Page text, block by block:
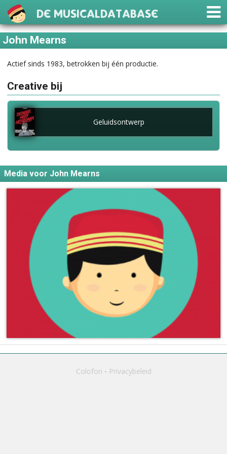
De Musicaldatabase
John Mearns
Actief sinds 1983, betrokken bij één productie.
Creative bij
Geluidsontwerp
Media voor John Mearns
Colofon Privacybeleid